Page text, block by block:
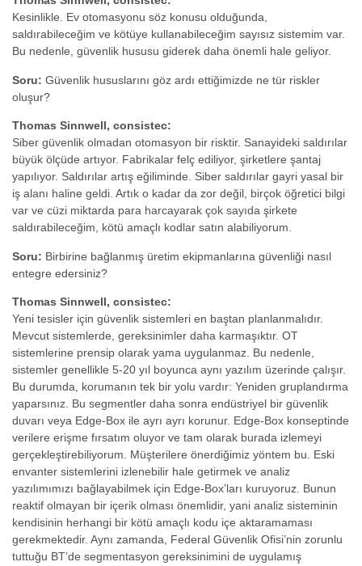
Kesinlikle. Ev otomasyonu söz konusu olduğunda,
saldırabileceğim ve kötüye kullanabileceğim sayısız sistemim var.
Bu nedenle, güvenlik hususu giderek daha önemli hale geliyor.
Soru: Güvenlik hususlarını göz ardı ettiğimizde ne tür riskler
oluşur?
Thomas Sinnwell, consistec:
Siber güvenlik olmadan otomasyon bir risktir. Sanayideki saldırılar
büyük ölçüde artıyor. Fabrikalar felç ediliyor, şirketlere şantaj
yapılıyor. Saldırılar artış eğiliminde. Siber saldırılar gayri yasal bir
iş alanı haline geldi. Artık o kadar da zor değil, birçok öğretici bilgi
var ve cüzi miktarda para harcayarak çok sayıda şirkete
saldırabileceğim, kötü amaçlı kodlar satın alabiliyorum.
Soru: Birbirine bağlanmış üretim ekipmanlarına güvenliği nasıl
entegre edersiniz?
Thomas Sinnwell, consistec:
Yeni tesisler için güvenlik sistemleri en baştan planlanmalıdır.
Mevcut sistemlerde, gereksinimler daha karmaşıktır. OT
sistemlerine prensip olarak yama uygulanmaz. Bu nedenle,
sistemler genellikle 5-20 yıl boyunca aynı yazılım üzerinde çalışır.
Bu durumda, korumanın tek bir yolu vardır: Yeniden gruplandırma
yaparsınız. Bu segmentler daha sonra endüstriyel bir güvenlik
duvarı veya Edge-Box ile ayrı ayrı korunur. Edge-Box konseptinde
verilere erişme fırsatım oluyor ve tam olarak burada izlemeyi
gerçekleştirebiliyorum. Müşterilere önerdiğimiz yöntem bu. Eski
envanter sistemlerini izlenebilir hale getirmek ve analiz
yazılımımızı bağlayabilmek için Edge-Box’ları kuruyoruz. Bunun
reaktif olmayan bir içerik olması önemlidir, yani analiz sisteminin
kendisinin herhangi bir kötü amaçlı kodu içe aktaramaması
gerekmektedir. Aynı zamanda, Federal Güvenlik Ofisi’nin zorunlu
tuttuğu BT’de segmentasyon gereksinimini de uygulamış